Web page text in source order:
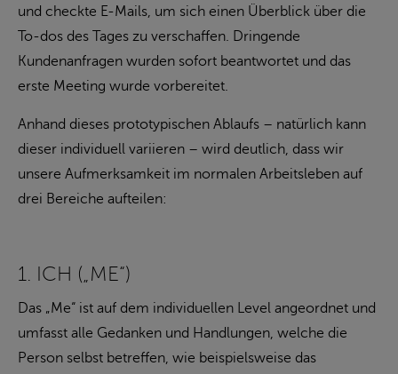
und checkte E-Mails, um sich einen Überblick über die
To-dos des Tages zu verschaffen. Dringende
Kundenanfragen wurden sofort beantwortet und das
erste Meeting wurde vorbereitet.
Anhand dieses prototypischen Ablaufs – natürlich kann
dieser individuell variieren – wird deutlich, dass wir
unsere Aufmerksamkeit im normalen Arbeitsleben auf
drei Bereiche aufteilen:
1. ICH („ME“)
Das „Me“ ist auf dem individuellen Level angeordnet und
umfasst alle Gedanken und Handlungen, welche die
Person selbst betreffen, wie beispielsweise das